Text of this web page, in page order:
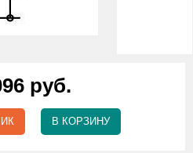
руб.
В КОРЗИНУ